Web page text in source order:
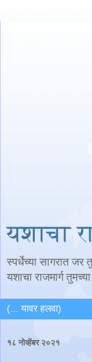
यशाचा
स्पर्धेच्या सागरात
यशाचा राजमार्ग
१८ नोव्हेंबर २०२१